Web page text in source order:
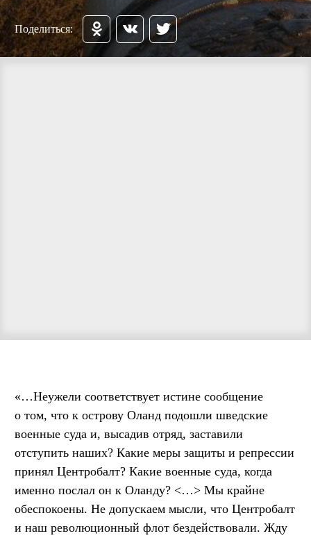
Поделиться:
«…Неужели соответствует истине сообщение
о том, что к острову Оланд подошли шведские
военные суда и, высадив отряд, заставили
отступить наших? Какие меры защиты и репрессии
принял Центробалт? Какие военные суда, когда
именно послал он к Оланду? <…> Мы крайне
обеспокоены. Не допускаем мысли, что Центробалт
и наш революционный флот бездействовали. Жду